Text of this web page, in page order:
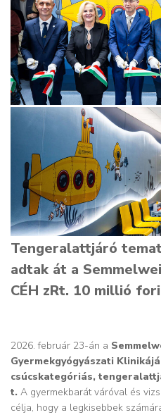
Tengeralattjáró
adtak át a
CÉH zRt. 10 millió
2026. február 23-án a
Gyermekgyógyászati
csúcskategóriás,
t. A gyermekbarát váróval és
célja, hogy a legkisebbek